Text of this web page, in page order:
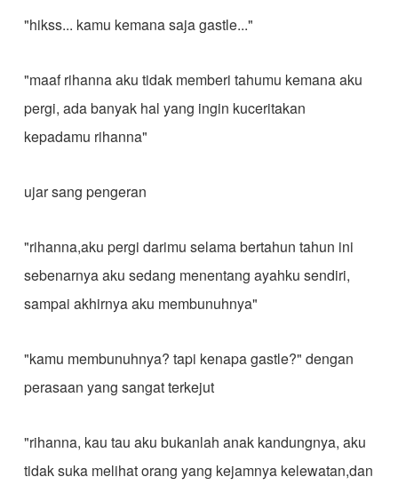
"hikss... kamu kemana saja gastle..."
"maaf rihanna aku tidak memberi tahumu kemana aku
pergi, ada banyak hal yang ingin kuceritakan
kepadamu rihanna"
ujar sang pengeran
"rihanna,aku pergi darimu selama bertahun tahun ini
sebenarnya aku sedang menentang ayahku sendiri,
sampai akhirnya aku membunuhnya"
"kamu membunuhnya? tapi kenapa gastle?" dengan
perasaan yang sangat terkejut
"rihanna, kau tau aku bukanlah anak kandungnya, aku
tidak suka melihat orang yang kejamnya kelewatan,dan